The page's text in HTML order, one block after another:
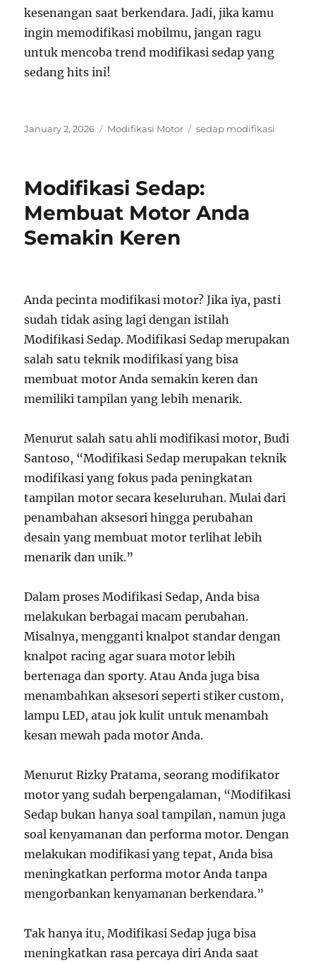
kesenangan saat berkendara. Jadi, jika kamu
ingin memodifikasi mobilmu, jangan ragu
untuk mencoba trend modifikasi sedap yang
sedang hits ini!
Posted
January 2, 2026 Categories
Modifikasi Motor Tags
sedap modifikasi
Modifikasi Sedap:
Membuat Motor Anda
Semakin Keren
Anda pecinta modifikasi motor? Jika iya, pasti
sudah tidak asing lagi dengan istilah
Modifikasi Sedap. Modifikasi Sedap merupakan
salah satu teknik modifikasi yang bisa
membuat motor Anda semakin keren dan
memiliki tampilan yang lebih menarik.
Menurut salah satu ahli modifikasi motor, Budi
Santoso, “Modifikasi Sedap merupakan teknik
modifikasi yang fokus pada peningkatan
tampilan motor secara keseluruhan. Mulai dari
penambahan aksesori hingga perubahan
desain yang membuat motor terlihat lebih
menarik dan unik.”
Dalam proses Modifikasi Sedap, Anda bisa
melakukan berbagai macam perubahan.
Misalnya, mengganti knalpot standar dengan
knalpot racing agar suara motor lebih
bertenaga dan sporty. Atau Anda juga bisa
menambahkan aksesori seperti stiker custom,
lampu LED, atau jok kulit untuk menambah
kesan mewah pada motor Anda.
Menurut Rizky Pratama, seorang modifikator
motor yang sudah berpengalaman, “Modifikasi
Sedap bukan hanya soal tampilan, namun juga
soal kenyamanan dan performa motor. Dengan
melakukan modifikasi yang tepat, Anda bisa
meningkatkan performa motor Anda tanpa
mengorbankan kenyamanan berkendara.”
Tak hanya itu, Modifikasi Sedap juga bisa
meningkatkan rasa percaya diri Anda saat